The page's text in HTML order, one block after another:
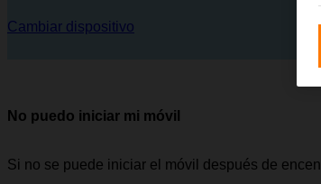
Cambiar dispositivo
No puedo iniciar mi móvil
Si no se puede iniciar el móvil después de